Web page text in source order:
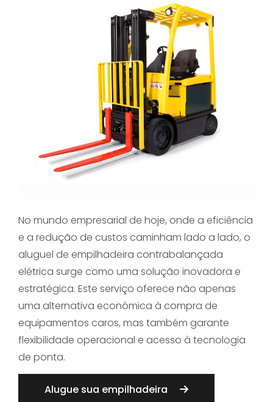
No mundo empresarial de hoje, onde a eficiência
e a redução de custos caminham lado a lado, o
aluguel de empilhadeira contrabalançada
elétrica surge como uma solução inovadora e
estratégica. Este serviço oferece não apenas
uma alternativa econômica à compra de
equipamentos caros, mas também garante
flexibilidade operacional e acesso à tecnologia
de ponta.
Alugue sua empilhadeira